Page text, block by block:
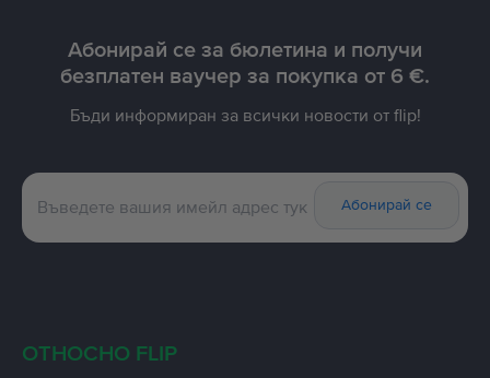
Абонирай се за бюлетина и получи
безплатен ваучер за покупка от 6 €.
Бъди информиран за всички новости от flip!
Абонирай се
ОТНОСНО FLIP